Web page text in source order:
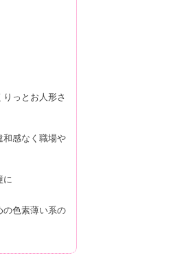
っとお人形さ
和感なく職場や
に
の色素薄い系の